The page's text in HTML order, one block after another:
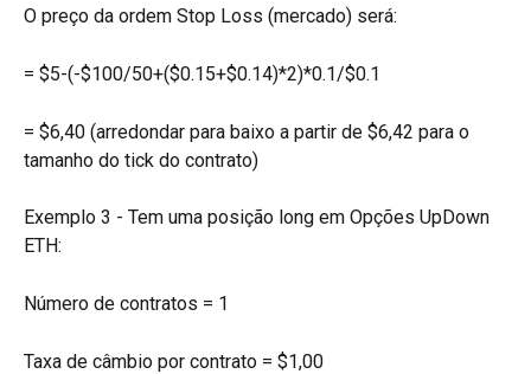
O preço da ordem Stop Loss (mercado) será:
= $5-(-$100/50+($0.15+$0.14)*2)*0.1/$0.1
= $6,40 (arredondar para baixo a partir de $6,42 para o
tamanho do tick do contrato)
Exemplo 3 - Tem uma posição long em Opções UpDown
ETH:
Número de contratos = 1
Taxa de câmbio por contrato = $1,00